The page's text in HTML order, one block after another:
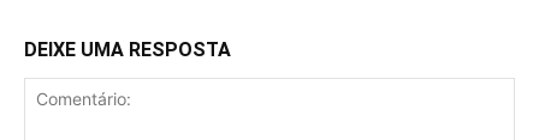
DEIXE UMA RESPOSTA